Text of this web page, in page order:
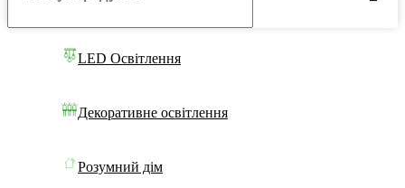
LED Освітлення
Декоративне освітлення
Розумний дім